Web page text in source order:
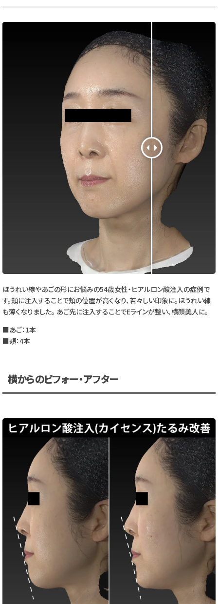
ほうれい線やあごの形にお悩みの54歳女性・ヒアルロン酸注入の症例で
す。頬に注入することで頬の位置が高くなり、若々しい印象に。ほうれい線
も薄くなりました。 あご先に注入することでEラインが整い、横顔美人に。
■あご：1本
■頬：4本
横からのビフォー・アフター